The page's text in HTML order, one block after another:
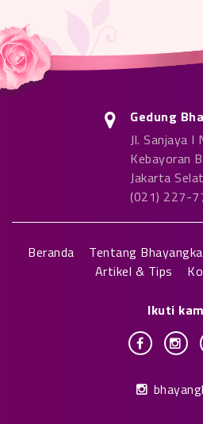
Gedung
Jl. Sanjaya I
Kebayoran
Jakarta
(021) 227-
Beranda Tentang
Artikel & Tips
Ikuti